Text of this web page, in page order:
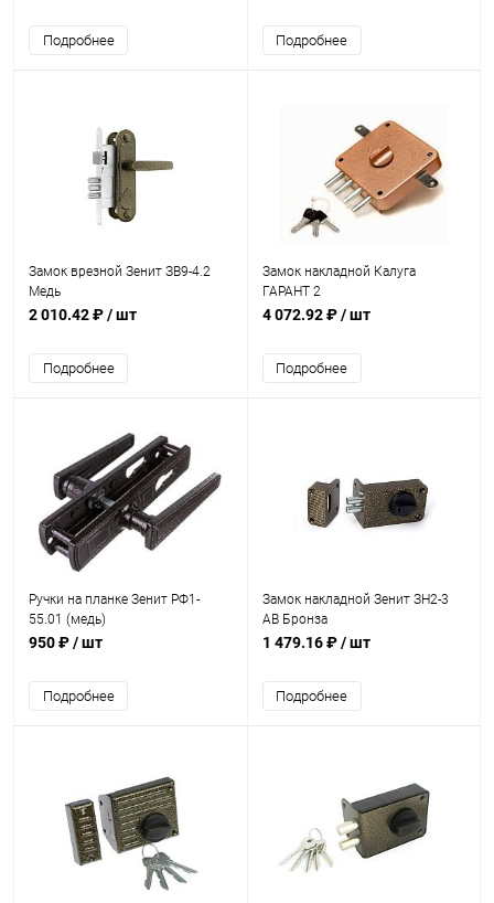
Подробнее Подробнее
Замок врезной Зенит ЗВ9-4.2
Медь
2 010.42 ₽/ шт
Подробнее
Замок накладной Калуга
ГАРАНТ 2
4 072.92 ₽/ шт
Подробнее
Ручки на планке Зенит РФ1-
55.01 (медь)
950 ₽/ шт
Подробнее
Замок накладной Зенит ЗН2-3
AB Бронза
1 479.16 ₽/ шт
Подробнее